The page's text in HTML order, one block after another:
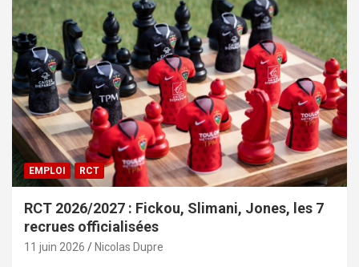
EMPLOI RCT
RCT 2026/2027 : Fickou, Slimani, Jones, les 7
recrues officialisées
11 juin 2026 Nicolas Dupre